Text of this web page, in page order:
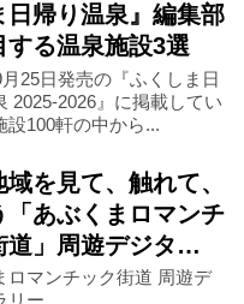
日帰り温泉』編集部
する温泉施設3選
25日発売の『ふくしま日
2025-2026』に掲載してい
設100軒の中から...
を見て、触れて、
「あぶくまロマンチ
道」周遊デジタ…
ロマンチック街道 周遊デ